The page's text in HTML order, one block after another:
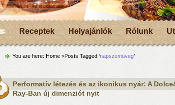
Receptek Helyajánlók Rólunk
You are here: Home >Posts Tagged ‘napszemüveg’
Performatív létezés és az ikonikus nyár: A
Ray-Ban új dimenziót nyit